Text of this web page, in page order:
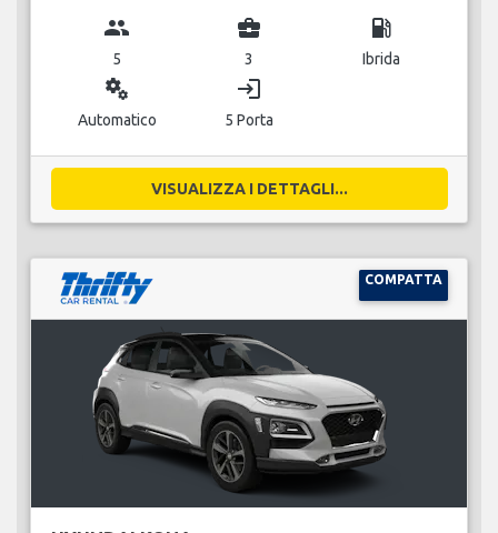
group
5
business_center
3
local_gas_station
Ibrida
miscellaneous_services
Automatico
login
5 Porta
VISUALIZZA I DETTAGLI...
COMPATTA